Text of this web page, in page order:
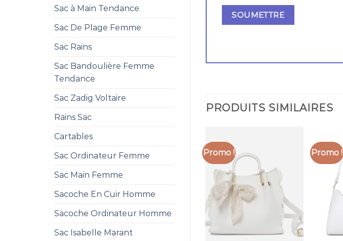
Sac à Main Tendance
Sac De Plage Femme
Sac Rains
Sac Bandoulière Femme
Tendance
Sac Zadig Voltaire
Rains Sac
Cartables
Sac Ordinateur Femme
Sac Main Femme
Sacoche En Cuir Homme
Sacoche Ordinateur Homme
Sac Isabelle Marant
PRODUITS SIMILAIRES
Promo ! Promo !